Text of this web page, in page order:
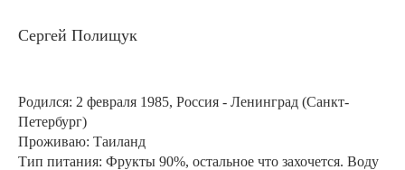
Сергей Полищук
Родился: 2 февраля 1985, Россия - Ленинград (Санкт-
Петербург)
Проживаю: Таиланд
Тип питания: Фрукты 90%, остальное что захочется. Воду